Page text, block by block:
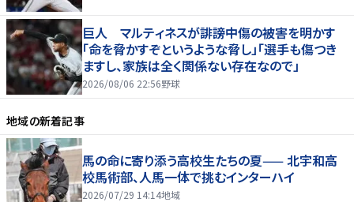
巨人 マルティネスが誹謗中傷の被害を明かす
「命を脅かすぞというような脅し」「選手も傷つき
ますし、家族は全く関係ない存在なので」
2026/08/06 22:56野球
地域の新着記事
馬の命に寄り添う高校生たちの夏—— 北宇和高
校馬術部、人馬一体で挑むインターハイ
2026/07/29 14:14地域